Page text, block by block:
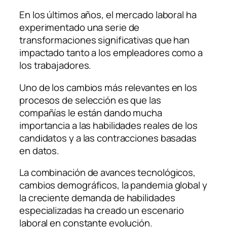
En los últimos años, el mercado laboral ha
experimentado una serie de
transformaciones significativas que han
impactado tanto a los empleadores como a
los trabajadores.
Uno de los cambios más relevantes en los
procesos de selección es que las
compañías le están dando mucha
importancia a las habilidades reales de los
candidatos y a las contracciones basadas
en datos.
La combinación de avances tecnológicos,
cambios demográficos, la pandemia global y
la creciente demanda de habilidades
especializadas ha creado un escenario
laboral en constante evolución.